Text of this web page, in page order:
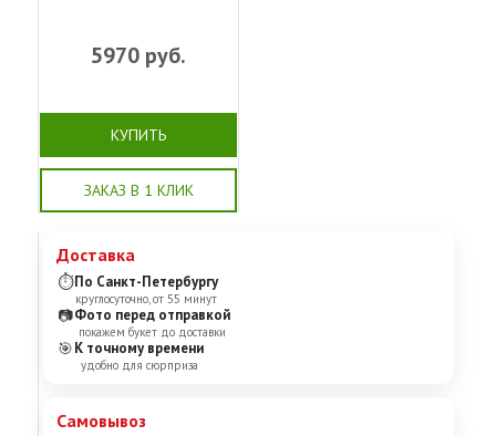
5970 руб.
КУПИТЬ
ЗАКАЗ В 1 КЛИК
Доставка
⏱По Санкт-Петербургу
круглосуточно, от 55 минут
📷Фото перед отправкой
покажем букет до доставки
🎯К точному времени
удобно для сюрприза
Самовывоз